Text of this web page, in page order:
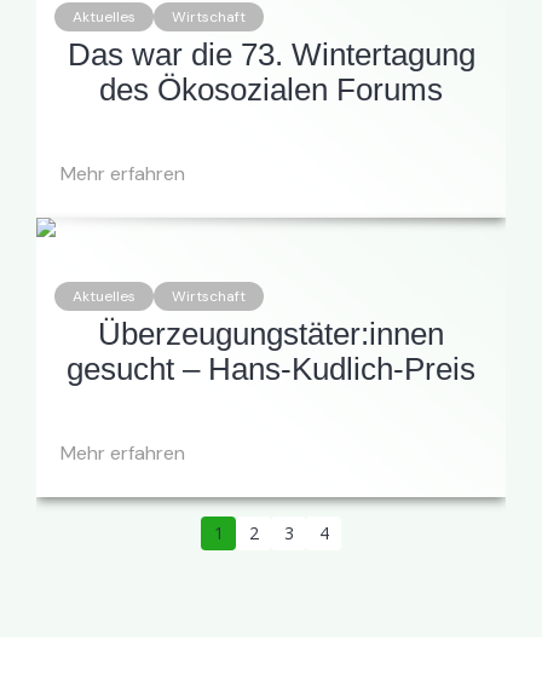
Aktuelles Wirtschaft
Das war die 73. Wintertagung
des Ökosozialen Forums
Mehr erfahren
Aktuelles Wirtschaft
Überzeugungstäter:innen
gesucht – Hans-Kudlich-Preis
Mehr erfahren
1 2 3 4